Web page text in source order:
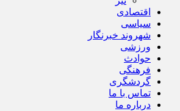
اقتصادی
سیاسی
شهروند خبرنگار
ورزشی
حوادث
فرهنگی
گردشگری
تماس با ما
درباره ما